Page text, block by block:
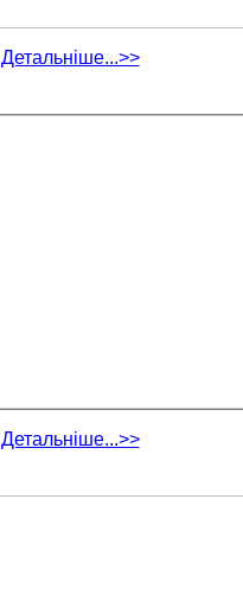
Детальніше...>>
Детальніше...>>